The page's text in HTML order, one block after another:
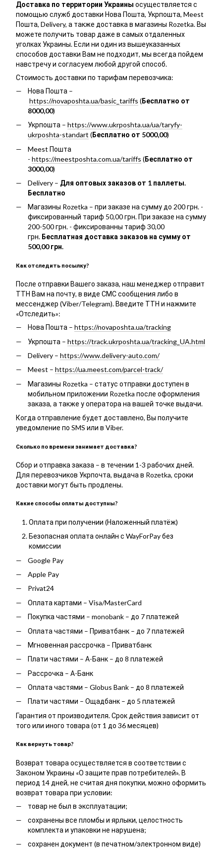
Доставка по территории Украины осуществляется с
помощью служб доставки Нова Пошта, Укрпошта, Meest
Пошта, Delivery, а также доставка в магазины Rozetka. Вы
можете получить товар даже в самых отдаленных
уголках Украины. Если ни один из вышеуказанных
способов доставки Вам не подходит, мы всегда пойдем
навстречу и согласуем любой другой способ.
Стоимость доставки по тарифам перевозчика:
Нова Пошта –
https://novaposhta.ua/basic_tariffs (Бесплатно от
8000,00)
Укрпошта – https://www.ukrposhta.ua/ua/taryfy-
ukrposhta-standart (Бесплатно от 5000,00)
Meest Пошта
- https://meestposhta.com.ua/tariffs (Бесплатно от
3000,00)
Delivery – Для оптовых заказов от 1 паллеты.
Бесплатно
Магазины Rozetka – при заказе на сумму до 200 грн. -
фиксированный тариф 50,00 грн. При заказе на сумму
200-500 грн. - фиксированны тариф 30,00
грн. Бесплатная доставка заказов на сумму от
500,00 грн.
Как отследить посылку?
После отправки Вашего заказа, наш менеджер отправит
ТТН Вам на почту, в виде СМС сообщения либо в
мессенджер (Viber/Telegram). Введите ТТН и нажмите
«Отследить»:
Нова Пошта – https://novaposhta.ua/tracking
Укрпошта – https://track.ukrposhta.ua/tracking_UA.html
Delivery – https://www.delivery-auto.com/
Meest – https://ua.meest.com/parcel-track/
Магазины Rozetka – статус отправки доступен в
мобильном приложении Rozetka после оформления
заказа, а также у оператора на вашей точке выдачи.
Когда отправление будет доставлено, Вы получите
уведомление по SMS или в Viber.
Сколько по времени занимает доставка?
Сбор и отправка заказа – в течении 1-3 рабочих дней.
Для перевозчиков Укрпочта, выдача в Rozetka, сроки
доставки могут быть продлены.
Какие способы оплаты доступны?
Оплата при получении (Наложенный платёж)
Безопасная оплата онлайн с WayForPay без
комиссии
Google Pay
Apple Pay
Privat24
Оплата картами – Visa/MasterCard
Покупка частями – monobank – до 7 платежей
Оплата частями – Приватбанк – до 7 платежей
Мгновенная рассрочка – Приватбанк
Плати частями – А-Банк – до 8 платежей
Рассрочка – А-Банк
Оплата частями – Globus Bank – до 8 платежей
Плати частями – Ощадбанк – до 5 платежей
Гарантия от производителя. Срок действия зависит от
того или иного товара (от 1 до 36 месяцев)
Как вернуть товар?
Возврат товара осуществляется в соответствии с
Законом Украины «О защите прав потребителей». В
период 14 дней, не считая дня покупки, можно оформить
возврат товара при условии:
товар не был в эксплуатации;
сохранены все пломбы и ярлыки, целостность
комплекта и упаковки не нарушена;
сохранен документ (в печатном/электронном виде)